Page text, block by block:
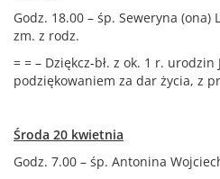
Godz. 18.00 – śp. Seweryna (ona)
zm. z rodz.
= = – Dziękcz-bł. z ok. 1 r. urodzin
podziękowaniem za dar życia, z
Środa 20 kwietnia
Godz. 7.00 – śp. Antonina